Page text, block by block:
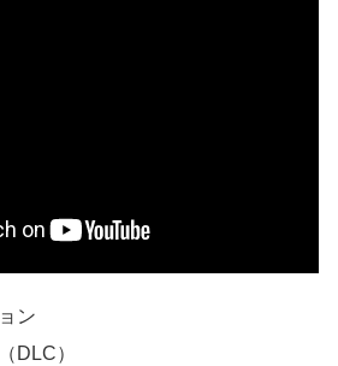
ン
DLC）